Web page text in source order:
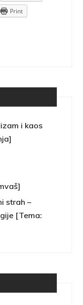
Print
i kaos
strah –
[Tema: